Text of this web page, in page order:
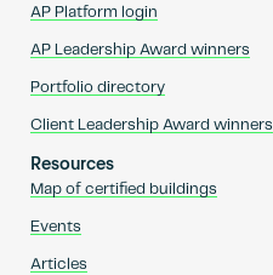
AP Platform login
AP Leadership Award winners
Portfolio directory
Client Leadership Award winners
Resources
Map of certified buildings
Events
Articles